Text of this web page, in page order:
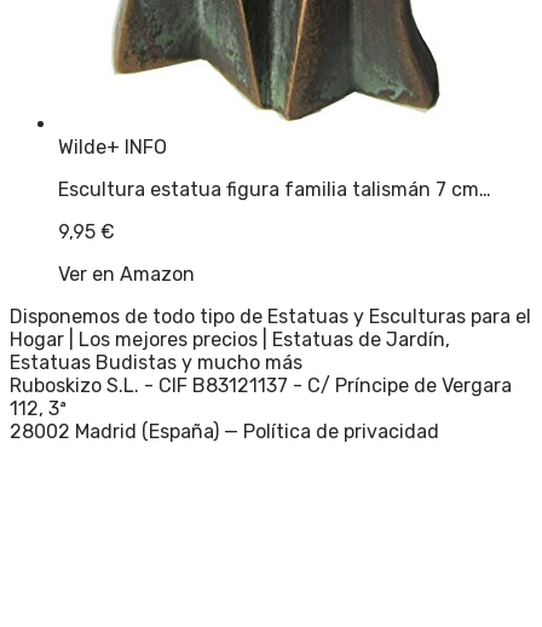
Wilde+ INFO
Escultura estatua figura familia talismán 7 cm…
9,95 €
Ver en Amazon
Disponemos de todo tipo de Estatuas y Esculturas para el
Hogar | Los mejores precios | Estatuas de Jardín,
Estatuas Budistas y mucho más
Ruboskizo S.L. - CIF B83121137 - C/ Príncipe de Vergara
112, 3ª
28002 Madrid (España) — Política de privacidad